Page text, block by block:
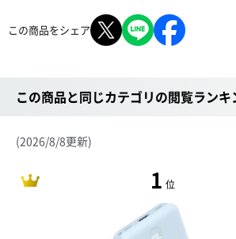
この商品をシェア
この商品と同じカテゴリの閲覧ランキ
(2026/8/8更新)
1 位